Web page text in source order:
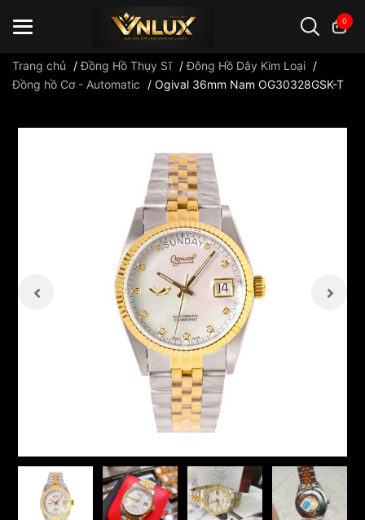
0
Trang chủ /Đồng Hồ Thụy Sĩ /Đông Hồ Dây Kim Loại /
Đồng hồ Cơ - Automatic
/ Ogival 36mm Nam OG30328GSK-T